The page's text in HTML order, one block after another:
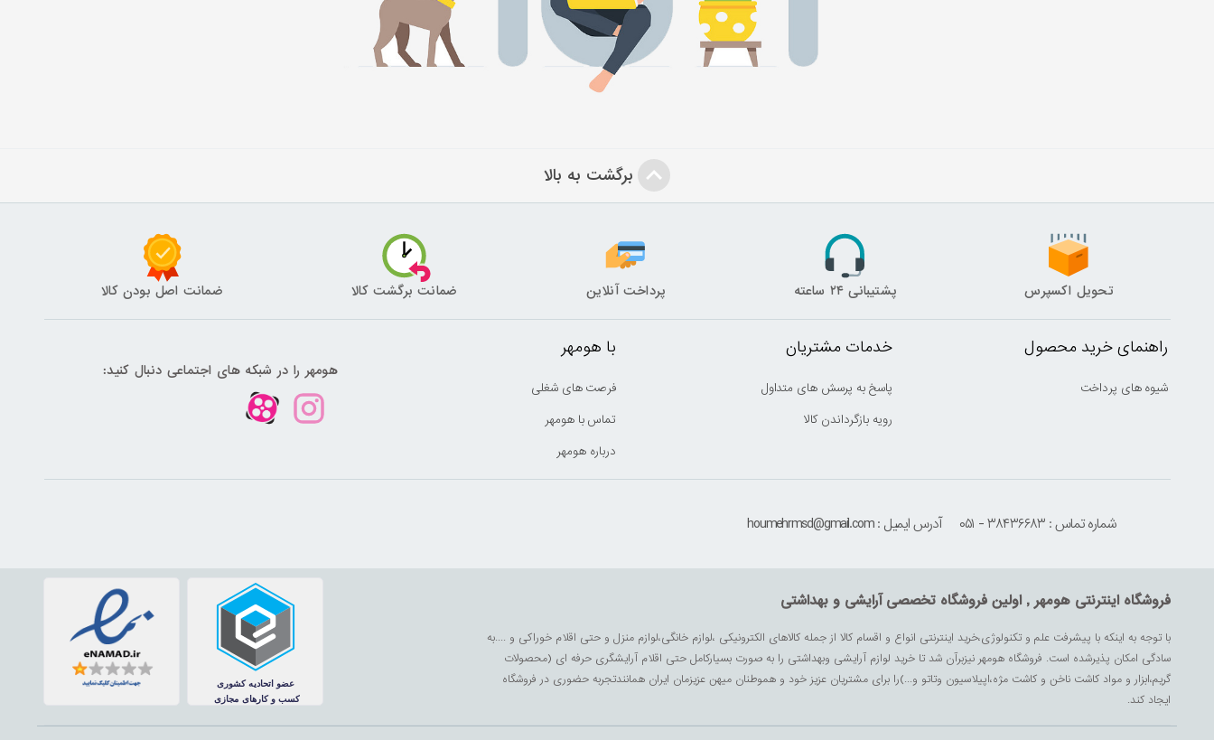
برگشت به بالا
تحویل اکسپرس پشتیبانی ۲۴ ساعته پرداخت آنلاین ضمانت برگشت کالا ضمانت اصل بودن کالا
راهنمای خرید محصول
شیوه های پرداخت
خدمات مشتریان
پاسخ به پرسش های متداول
رویه بازگرداندن کالا
با هومهر
فرصت های شغلی
تماس با هومهر
درباره هومهر
هومهر را در شبکه های اجتماعی دنبال کنید:
شماره تماس : ۳۸۴۳۶۶۸۳ - ۰۵۱ آدرس ایمیل : houmehrmsd@gmail.com
فروشگاه اینترنتی هومهر , اولین فروشگاه تخصصی آرایشی و بهداشتی
با توجه به اینکه با پیشرفت علم و تکنولوژی،خرید اینترنتی انواع و اقسام کالا از جمله کالاهای الکترونیکی ،لوازم خانگی،لوازم منزل و حتی اقلام خوراکی و ....به
سادگی امکان پذیرشده است. فروشگاه هومهر نیزبرآن شد تا خرید لوازم آرایشی وبهداشتی را به صورت بسیارکامل حتی اقلام آرایشگری حرفه ای (محصولات
گریم،ابزار و مواد کاشت ناخن و کاشت مژه،اپیلاسیون وتاتو و...)را برای مشتریان عزیز خود و هموطنان میهن عزیزمان ایران همانندتجربه حضوری در فروشگاه
ایجاد کند.